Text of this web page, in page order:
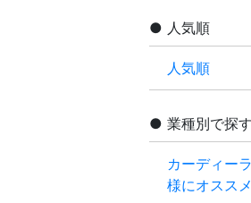
人気順
人気順
業種別で探す
カーディー
様にオススメ